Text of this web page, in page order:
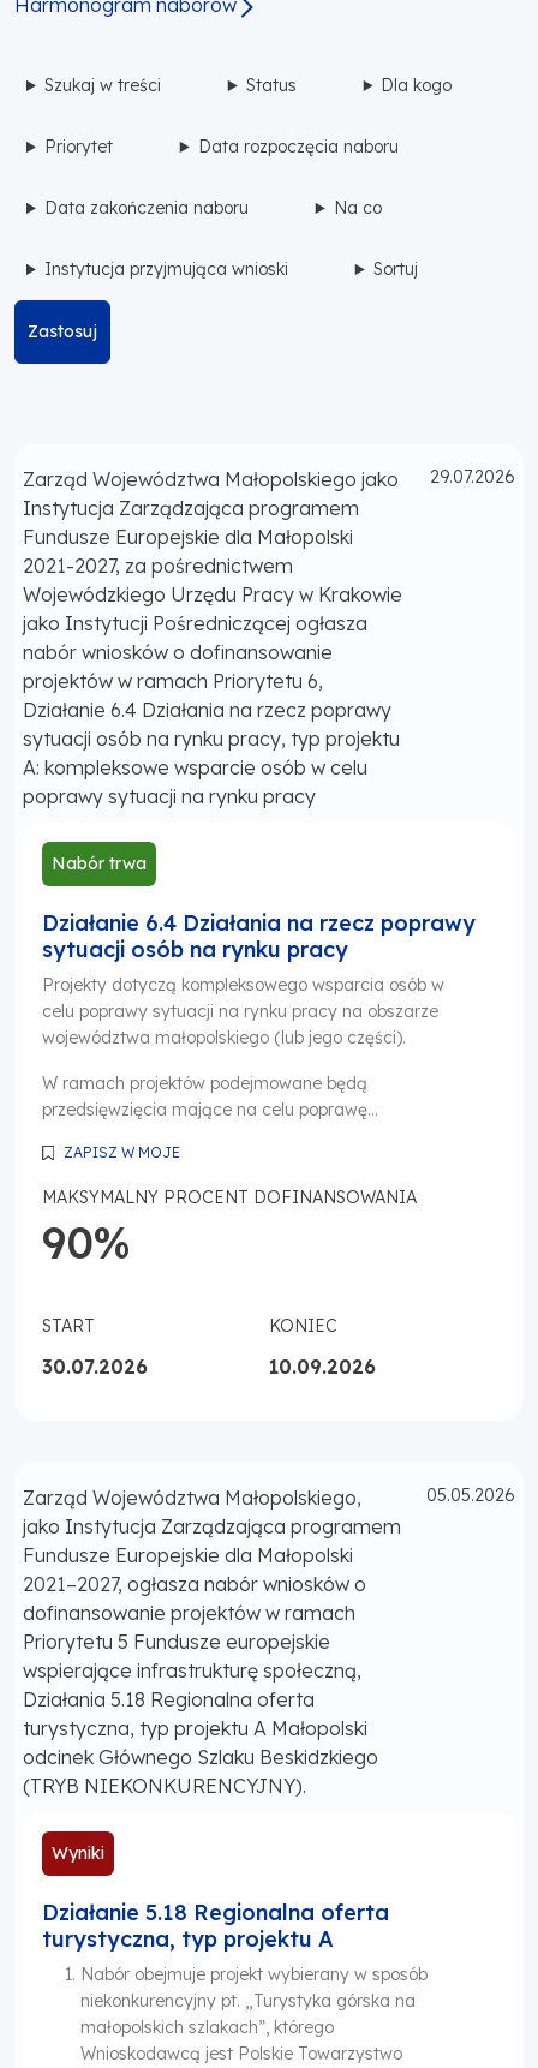
Harmonogram naborów
Szukaj w treści Status Dla kogo
Priorytet Data rozpoczęcia naboru
Data zakończenia naboru Na co
Instytucja przyjmująca wnioski Sortuj
Zastosuj
Zarząd Województwa Małopolskiego jako
Instytucja Zarządzająca programem
Fundusze Europejskie dla Małopolski
2021-2027, za pośrednictwem
Wojewódzkiego Urzędu Pracy w Krakowie
jako Instytucji Pośredniczącej ogłasza
nabór wniosków o dofinansowanie
projektów w ramach Priorytetu 6,
Działanie 6.4 Działania na rzecz poprawy
sytuacji osób na rynku pracy, typ projektu
A: kompleksowe wsparcie osób w celu
poprawy sytuacji na rynku pracy
29.07.2026
Nabór trwa
Działanie 6.4 Działania na rzecz poprawy
sytuacji osób na rynku pracy
Projekty dotyczą kompleksowego wsparcia osób w
celu poprawy sytuacji na rynku pracy na obszarze
województwa małopolskiego (lub jego części).
W ramach projektów podejmowane będą
przedsięwzięcia mające na celu poprawę...
ZAPISZ W MOJE
MAKSYMALNY PROCENT DOFINANSOWANIA
90%
START
30.07.2026
KONIEC
10.09.2026
Zarząd Województwa Małopolskiego,
jako Instytucja Zarządzająca programem
Fundusze Europejskie dla Małopolski
2021–2027, ogłasza nabór wniosków o
dofinansowanie projektów w ramach
Priorytetu 5 Fundusze europejskie
wspierające infrastrukturę społeczną,
Działania 5.18 Regionalna oferta
turystyczna, typ projektu A Małopolski
odcinek Głównego Szlaku Beskidzkiego
(TRYB NIEKONKURENCYJNY).
05.05.2026
Wyniki
Działanie 5.18 Regionalna oferta
turystyczna, typ projektu A
Nabór obejmuje projekt wybierany w sposób
niekonkurencyjny pt. „Turystyka górska na
małopolskich szlakach”, którego
Wnioskodawcą jest Polskie Towarzystwo